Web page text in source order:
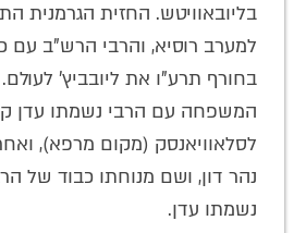
בליובאוויטש. החזית הגרמנית
למערב רוסיא, והרבי הרש"ב עם
בחורף תרע"ו את ליובביץ'
המשפחה עם הרבי נשמתו עדן
לסלאוויאנסק (מקום מרפא),
נהר דון, ושם מנוחתו כבוד של
נשמתו עדן.